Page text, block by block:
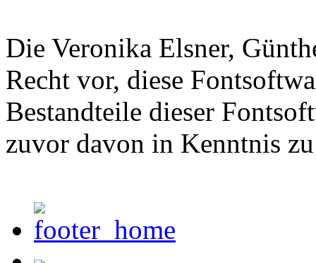
Die Veronika Elsner,
Recht vor, diese
Bestandteile dieser
zuvor davon in Kenntnis zu